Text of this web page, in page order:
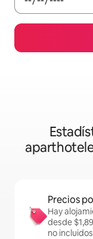
Precios
Hay
desde
no